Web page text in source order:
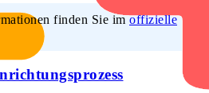
finden Sie imoffizielle